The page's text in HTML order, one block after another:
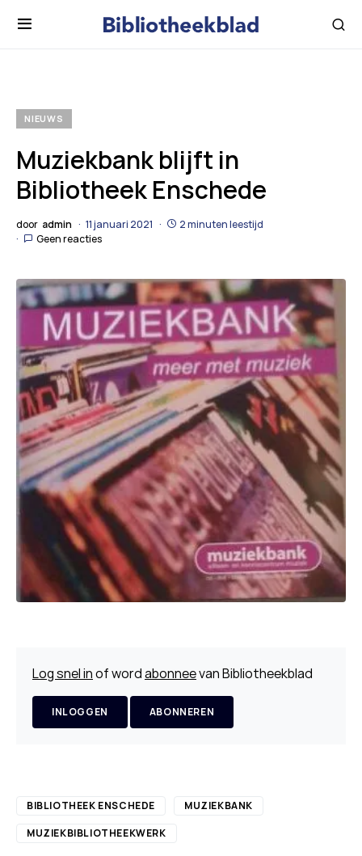
NIEUWS
Muziekbank blijft in
Bibliotheek Enschede
door admin 11 januari 2021
2 minuten leestijd
Geen reacties
Log snel inof wordabonneevan Bibliotheekblad
INLOGGEN ABONNEREN
BIBLIOTHEEK ENSCHEDE
MUZIEKBANK
MUZIEKBIBLIOTHEEKWERK